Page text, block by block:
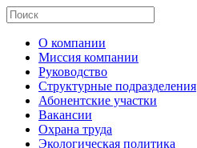
О компании
Миссия компании
Руководство
Структурные подразделения
Абонентские участки
Вакансии
Охрана труда
Экологическая политика